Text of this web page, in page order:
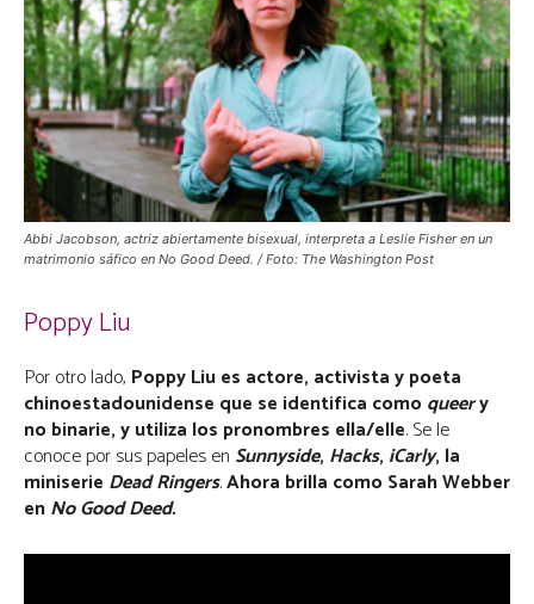
Abbi Jacobson, actriz abiertamente bisexual, interpreta a Leslie Fisher en un
matrimonio sáfico en No Good Deed. / Foto: The Washington Post
Poppy Liu
Por otro lado, Poppy Liu es actore, activista y poeta
chinoestadounidense que se identifica como queery
no binarie, y utiliza los pronombres ella/elle. Se le
conoce por sus papeles en Sunnyside, Hacks, iCarly, la
miniserie Dead Ringers.Ahora brilla como Sarah Webber
enNo Good Deed.